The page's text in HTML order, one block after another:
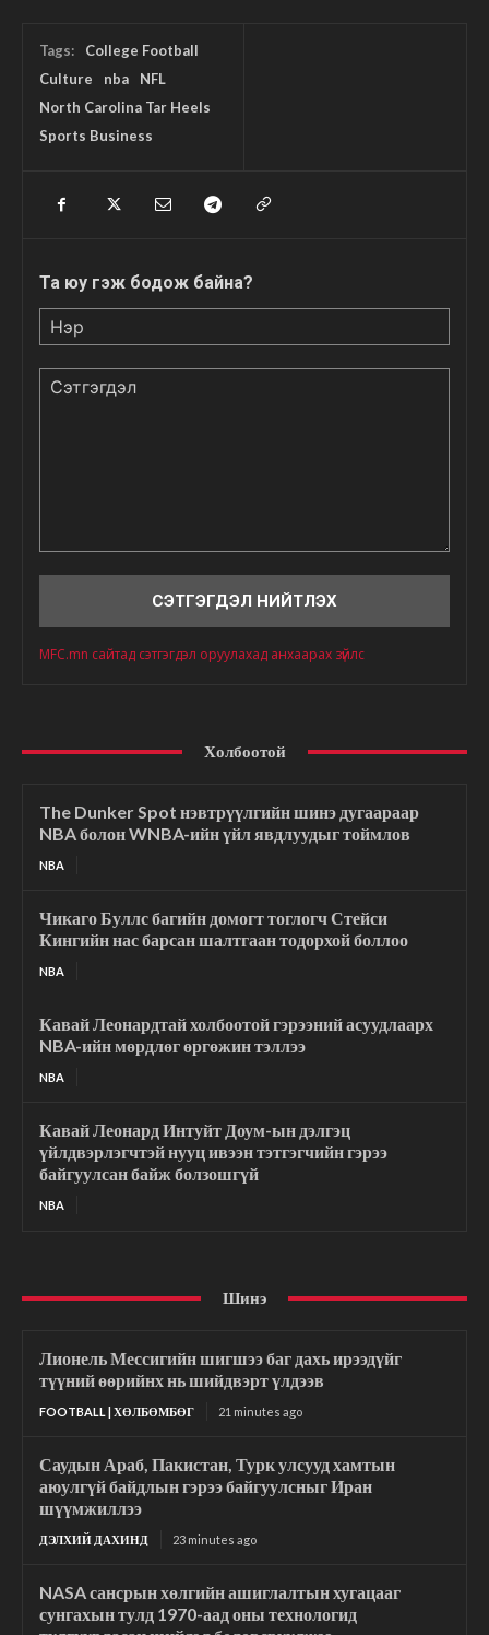
Tags:
College Football
Culture
nba
NFL
North Carolina Tar Heels
Sports Business
Та юу гэж бодож байна?
MFC.mn сайтад сэтгэгдэл оруулахад анхаарах зүйлс
Холбоотой
The Dunker Spot нэвтрүүлгийн шинэ дугаараар
NBA болон WNBA-ийн үйл явдлуудыг тоймлов
NBA
Чикаго Буллс багийн домогт тоглогч Стейси
Кингийн нас барсан шалтгаан тодорхой боллоо
NBA
Кавай Леонардтай холбоотой гэрээний асуудлаарх
NBA-ийн мөрдлөг өргөжин тэллээ
NBA
Кавай Леонард Интуйт Доум-ын дэлгэц
үйлдвэрлэгчтэй нууц ивээн тэтгэгчийн гэрээ
байгуулсан байж болзошгүй
NBA
Шинэ
Лионель Мессигийн шигшээ баг дахь ирээдүйг
түүний өөрийнх нь шийдвэрт үлдээв
FOOTBALL | ХӨЛБӨМБӨГ 21 minutes ago
Саудын Араб, Пакистан, Турк улсууд хамтын
аюулгүй байдлын гэрээ байгуулсныг Иран
шүүмжиллээ
ДЭЛХИЙ ДАХИНД 23 minutes ago
NASA сансрын хөлгийн ашиглалтын хугацааг
сунгахын тулд 1970-аад оны технологид